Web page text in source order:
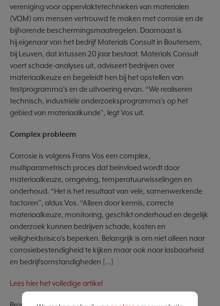
vereniging voor oppervlaktetechnieken van materialen
(VOM) om mensen vertrouwd te maken met corrosie en de
bijhorende beschermingsmaatregelen. Daarnaast is
hij eigenaar van het bedrijf Materials Consult in Boutersem,
bij Leuven, dat intussen 20 jaar bestaat. Materials Consult
voert schade-analyses uit, adviseert bedrijven over
materiaalkeuze en begeleidt hen bij het opstellen van
testprogramma’s en de uitvoering ervan. “We realiseren
technisch, industriële onderzoeksprogramma’s op het
gebied van materiaalkunde”, legt Vos uit.
Complex probleem
Corrosie is volgens Frans Vos een complex,
multiparametrisch proces dat beïnvloed wordt door
materiaalkeuze, omgeving, temperatuurwisselingen en
onderhoud. “Het is het resultaat van vele, samenwerkende
factoren”, aldus Vos. “Alleen door kennis, correcte
materiaalkeuze, monitoring, geschikt onderhoud en degelijk
onderzoek kunnen bedrijven schade, kosten en
veiligheidsrisico’s beperken. Belangrijk is om niet alleen naar
corrosiebestendigheid te kijken maar ook naar lasbaarheid
en bedrijfsomstandigheden [...]
Lees hier het volledige artikel